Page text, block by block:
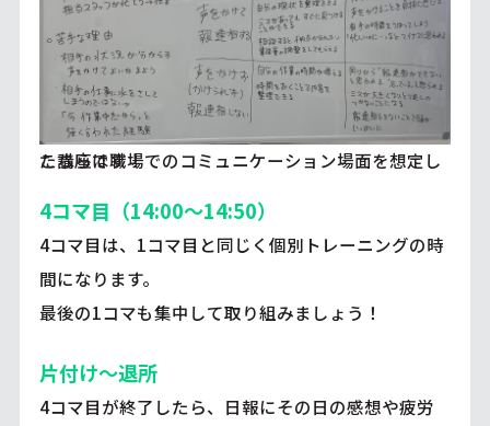
こちらは職場でのコミュニケーション場面を想定した講座です！
4コマ目（14:00～14:50）
4コマ目は、1コマ目と同じく個別トレーニングの時
間になります。
最後の1コマも集中して取り組みましょう！
片付け～退所
4コマ目が終了したら、日報にその日の感想や疲労